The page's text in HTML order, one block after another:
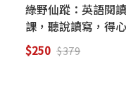
綠野仙蹤：英語閱
課，聽說讀寫，得
(附贈線上MP3)
$250 $379